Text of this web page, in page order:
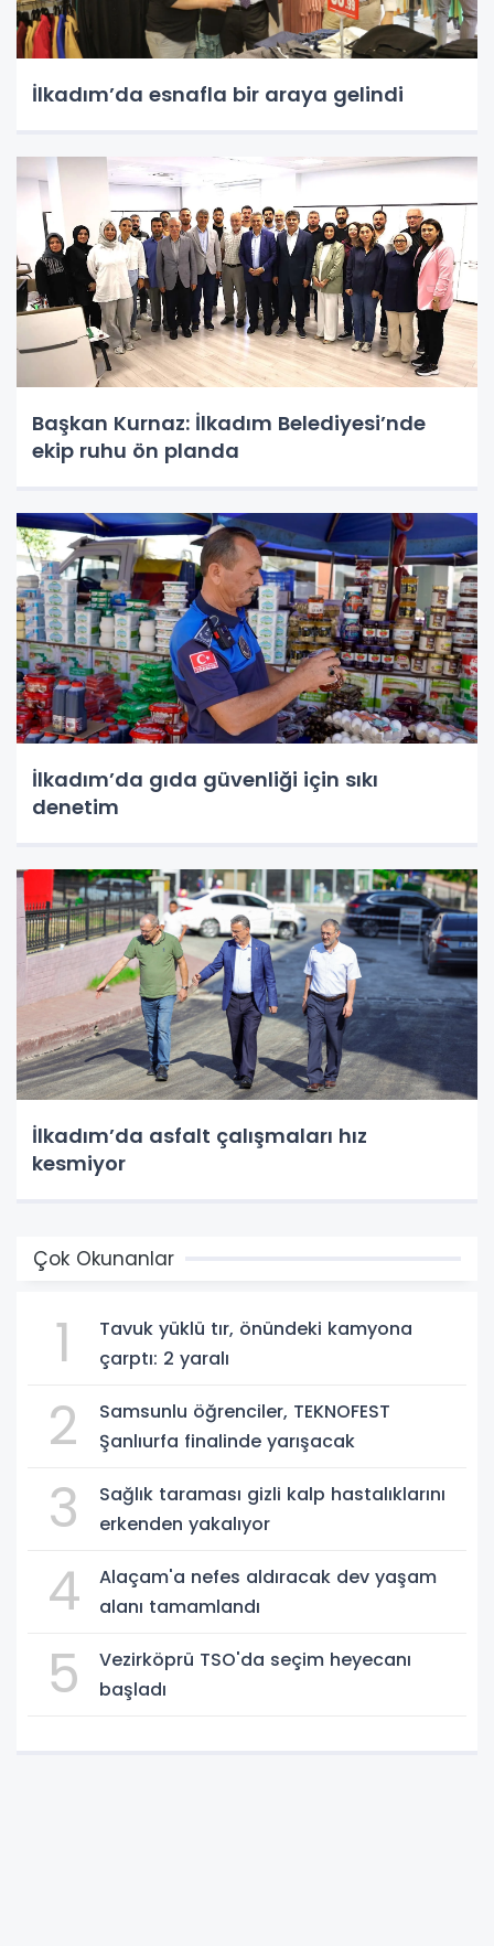
İlkadım’da esnafla bir araya gelindi
Başkan Kurnaz: İlkadım Belediyesi’nde
ekip ruhu ön planda
İlkadım’da gıda güvenliği için sıkı
denetim
İlkadım’da asfalt çalışmaları hız
kesmiyor
Çok Okunanlar
1
Tavuk yüklü tır, önündeki kamyona
çarptı: 2 yaralı
2
Samsunlu öğrenciler, TEKNOFEST
Şanlıurfa finalinde yarışacak
3
Sağlık taraması gizli kalp hastalıklarını
erkenden yakalıyor
4
Alaçam'a nefes aldıracak dev yaşam
alanı tamamlandı
5
Vezirköprü TSO'da seçim heyecanı
başladı